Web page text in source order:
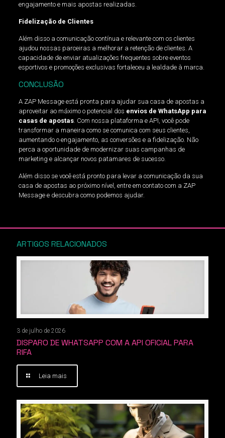
engajamento e mais apostas realizadas.
Fidelização de Clientes
Além disso a comunicação contínua e relevante com os clientes
ajudou nossas parceiras a melhorar a retenção de clientes. A
capacidade de enviar atualizações frequentes sobre eventos
esportivos e promoções exclusivas fortaleceu a lealdade à marca.
CONCLUSÃO
A ZAP Message está pronta para ajudar sua casa de apostas a
aproveitar ao máximo o potencial dos envios de WhatsApp para
casas de apostas. Com nossa plataforma e API, você pode
transformar a maneira como se comunica com seus clientes,
aumentando o engajamento, as conversões e a fidelização. Não
perca a oportunidade de modernizar suas campanhas de
marketing e alcançar novos patamares de sucesso.
Além disso se você está pronto para levar a comunicação da sua
casa de apostas ao próximo nível, entre em contato com a ZAP
Message e descubra como podemos ajudar.
ARTIGOS RELACIONADOS
3 de julho de 2026
DISPARO DE WHATSAPP COM A API OFICIAL PARA
RIFA
Leia mais